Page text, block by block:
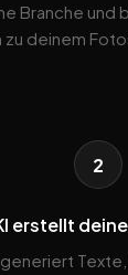
Branche und
zu deinem
2
erstellt
generiert